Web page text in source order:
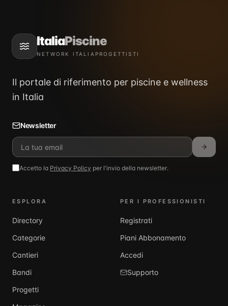
ItaliaPiscine
NETWORK ITALIAPROGETTISTI
Il portale di riferimento per piscine e wellness
in Italia
Newsletter
Accetto la Privacy Policy per l'invio della newsletter.
ESPLORA
Directory
Categorie
Cantieri
Bandi
Progetti
PER I PROFESSIONISTI
Registrati
Piani Abbonamento
Accedi
Supporto